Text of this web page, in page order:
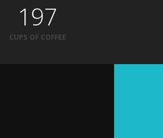
197
CUPS OF COFFEE